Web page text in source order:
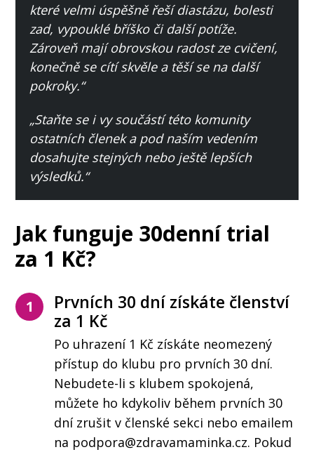
které velmi úspěšně řeší diastázu, bolesti
zad, vypouklé bříško či další potíže.
Zároveň mají obrovskou radost ze cvičení,
konečně se cítí skvěle a těší se na další
pokroky.“
„Staňte se i vy součástí této komunity
ostatních členek a pod naším vedením
dosahujte stejných nebo ještě lepších
výsledků.“
Jak funguje 30denní trial
za 1 Kč?
1
Prvních 30 dní získáte členství
za 1 Kč
Po uhrazení 1 Kč získáte neomezený
přístup do klubu pro prvních 30 dní.
Nebudete-li s klubem spokojená,
můžete ho kdykoliv během prvních 30
dní zrušit v členské sekci nebo emailem
na podpora@zdravamaminka.cz. Pokud